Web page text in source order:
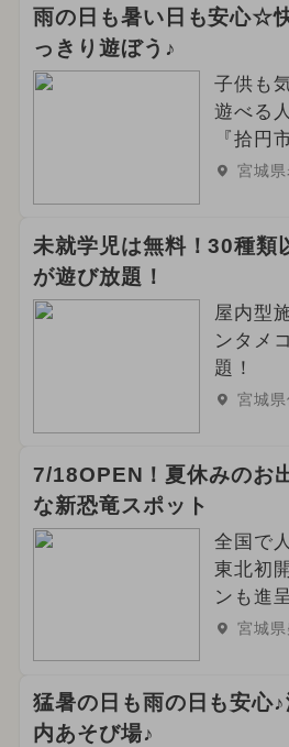
雨の日も暑い日も安心☆
っきり遊ぼう♪
子供も
遊べる
『拾円
宮城
未就学児は無料！30種類
が遊び放題！
屋内型
ンタメ
題！
宮城
7/18OPEN！夏休みのお
な新恐竜スポット
全国で
東北初
ンも進
宮城
猛暑の日も雨の日も安心
内あそび場♪